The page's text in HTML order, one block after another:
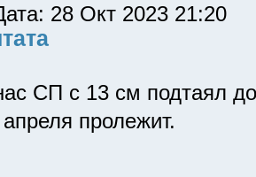
28 Окт 2023 21:20
СП с 13 см подтаял
пролежит.